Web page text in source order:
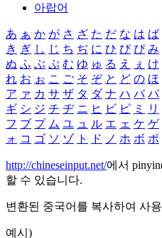
아랍어
あ ぁ か が さ ざ た だ な は ば
き ぎ し じ ち ぢ に ひ び ぴ み
ぬ ふ ぶ ぷ む ゆ ゅ る え ぇ け
れ お ぉ こ ご そ ぞ と ど の ほ
ア ァ カ サ ザ タ ダ ナ ハ バ パ
ギ シ ジ チ ヂ ニ ヒ ビ ピ ミ リ
フ ブ プ ム ユ ュ ル エ ェ ケ ゲ
ォ コ ゴ ソ ゾ ト ド ノ ホ ボ ポ
http://chineseinput.net/에서
할 수 있습니다.
변환된 중국어를 복사하여 사
예시)